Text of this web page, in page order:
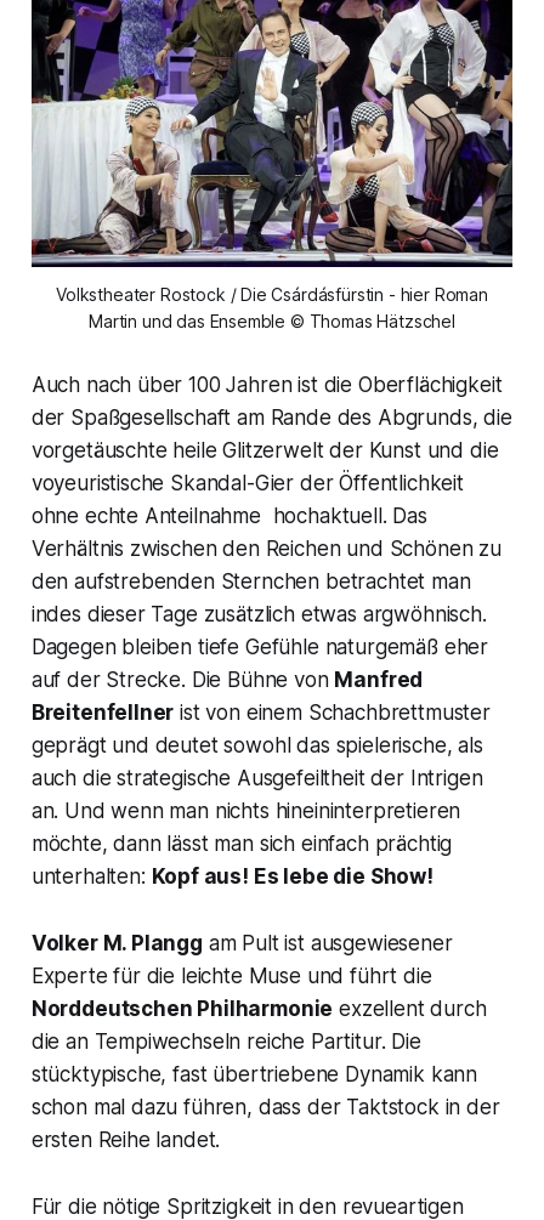
Volkstheater Rostock / Die Csárdásfürstin - hier Roman
Martin und das Ensemble © Thomas Hätzschel
Auch nach über 100 Jahren ist die Oberflächigkeit
der Spaßgesellschaft am Rande des Abgrunds, die
vorgetäuschte heile Glitzerwelt der Kunst und die
voyeuristische Skandal-Gier der Öffentlichkeit
ohne echte Anteilnahme hochaktuell. Das
Verhältnis zwischen den Reichen und Schönen zu
den aufstrebenden Sternchen betrachtet man
indes dieser Tage zusätzlich etwas argwöhnisch.
Dagegen bleiben tiefe Gefühle naturgemäß eher
auf der Strecke. Die Bühne von Manfred
Breitenfellner ist von einem Schachbrettmuster
geprägt und deutet sowohl das spielerische, als
auch die strategische Ausgefeiltheit der Intrigen
an. Und wenn man nichts hineininterpretieren
möchte, dann lässt man sich einfach prächtig
unterhalten: Kopf aus! Es lebe die Show!
Volker M. Plangg am Pult ist ausgewiesener
Experte für die leichte Muse und führt die
Norddeutschen Philharmonie exzellent durch
die an Tempiwechseln reiche Partitur. Die
stücktypische, fast übertriebene Dynamik kann
schon mal dazu führen, dass der Taktstock in der
ersten Reihe landet.
Für die nötige Spritzigkeit in den revueartigen